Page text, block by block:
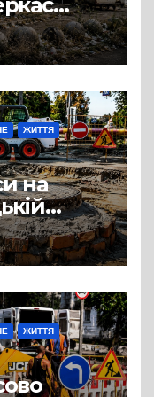
ЖИТТЯ
на
із
ЖИТТЯ